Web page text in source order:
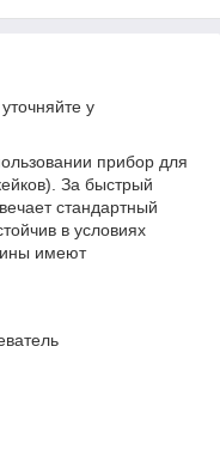
у
прибор для
За быстрый
стандартный
в условиях
имеют